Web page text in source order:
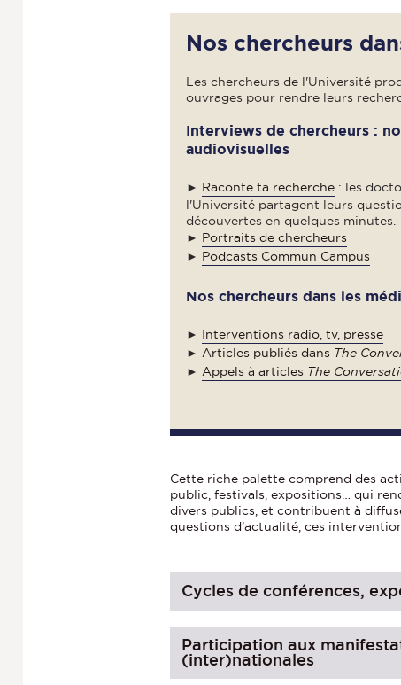
Nos chercheurs
Les chercheurs de l'Université
ouvrages pour rendre leurs
Interviews de chercheurs :
audiovisuelles
► Raconte ta recherche : les
l'Université partagent leurs
découvertes en quelques minutes.
► Portraits de chercheurs
► Podcasts Commun Campus
Nos chercheurs dans les
► Interventions radio, tv, presse
► Articles publiés dans The
► Appels à articles The
Cette riche palette comprend des
public, festivals, expositions… qui
divers publics, et contribuent à
questions d’actualité, ces
Cycles de conférences,
Participation aux
(inter)nationales